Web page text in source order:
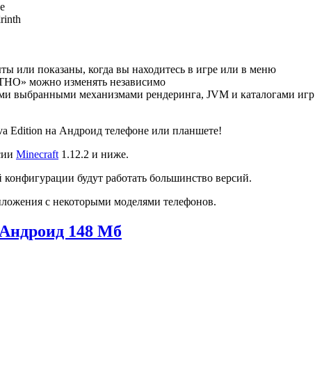
или показаны, когда вы находитесь в игре или в меню
можно изменять независимо
выбранными механизмами рендеринга, JVM и каталогами игр
Edition на Андроид телефоне или планшете!
Minecraft 1.12.2 и ниже.
будут работать большинство версий.
с некоторыми моделями телефонов.
148 Мб